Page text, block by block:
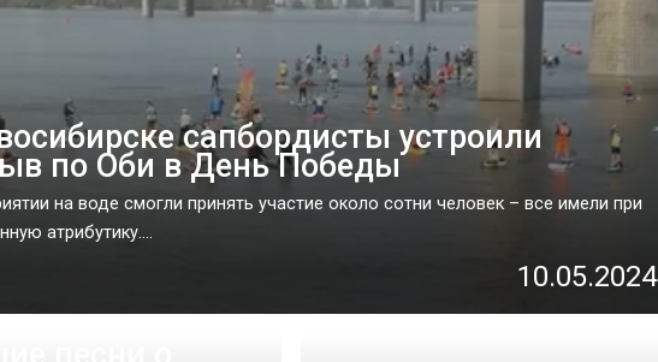
сапбордисты устроили
по Оби в День Победы
на воде смогли принять участие около сотни человек – все имели при
атрибутику....
10.05.2024